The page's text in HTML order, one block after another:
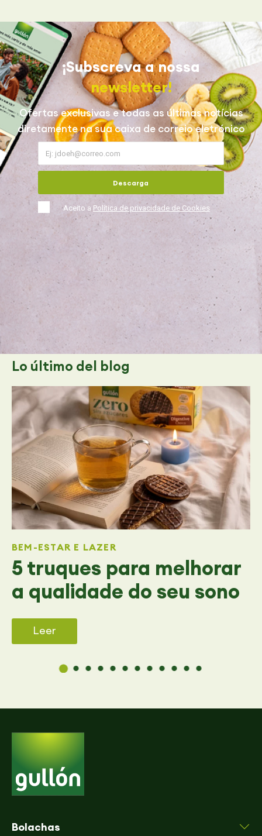
¡Subscreva a nossa
newsletter!
Ofertas exclusivas e todas as últimas notícias
diretamente na sua caixa de correio eletrónico
Aceito a Política de privacidade de Cookies
Descarga
Lo último del blog
5 truques para melhorar
a qualidade do seu sono
BEM-ESTAR E LAZER
Leer
Bolachas